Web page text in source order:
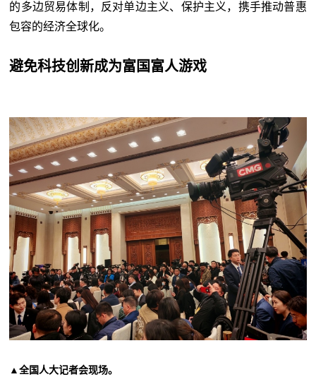
的多边贸易体制，反对单边主义、保护主义，携手推动普惠
包容的经济全球化。
避免科技创新成为富国富人游戏
▲全国人大记者会现场。